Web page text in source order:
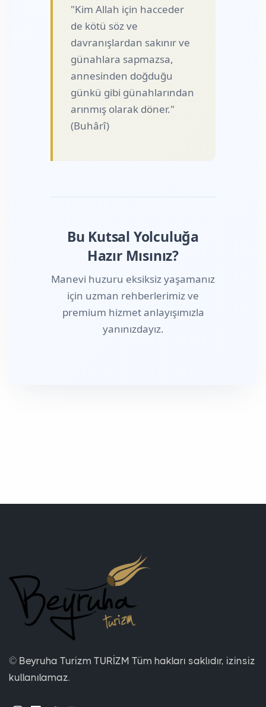
"Kim Allah için hacceder
de kötü söz ve
davranışlardan sakınır ve
günahlara sapmazsa,
annesinden doğduğu
günkü gibi günahlarından
arınmış olarak döner."
(Buhârî)
Bu Kutsal Yolculuğa
Hazır Mısınız?
Manevi huzuru eksiksiz yaşamanız
için uzman rehberlerimiz ve
premium hizmet anlayışımızla
yanınızdayız.
© Beyruha Turizm TURİZM Tüm hakları saklıdır, izinsiz
kullanılamaz.